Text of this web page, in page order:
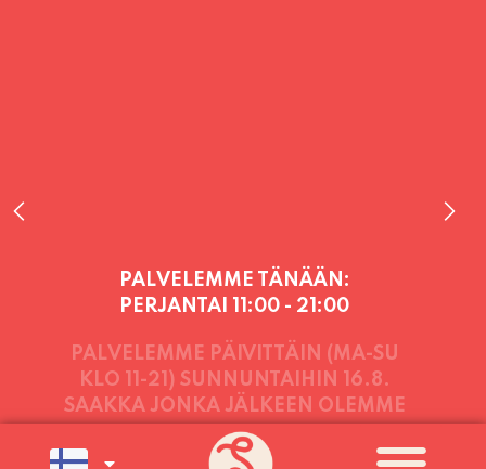
PALVELEMME TÄNÄÄN:
PERJANTAI 11:00 - 21:00
PALVELEMME PÄIVITTÄIN (MA-SU
KLO 11-21) SUNNUNTAIHIN 16.8.
SAAKKA JONKA JÄLKEEN OLEMME
AVOINNA VIIKONLOPPUISIN (PE-
SU) ELOKUUN LOPPUUN ASTI